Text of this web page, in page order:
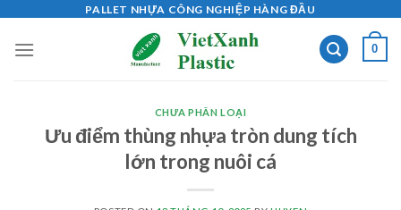
content
PALLET NHỰA CÔNG NGHIỆP HÀNG ĐẦU
0
CHƯA PHÂN LOẠI
Ưu điểm thùng nhựa tròn dung tích
lớn trong nuôi cá